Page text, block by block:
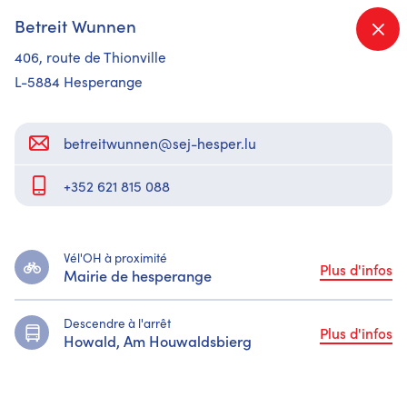
Que cherchez-vous ?
Betreit Wunnen
406, route de Thionville
L-5884 Hesperange
betreitwunnen@sej-hesper.lu
+352 621 815 088
Vél'OH à proximité
Mairie de hesperange Plus d'infos
Descendre à l'arrêt
Howald, Am Houwaldsbierg Plus d'infos